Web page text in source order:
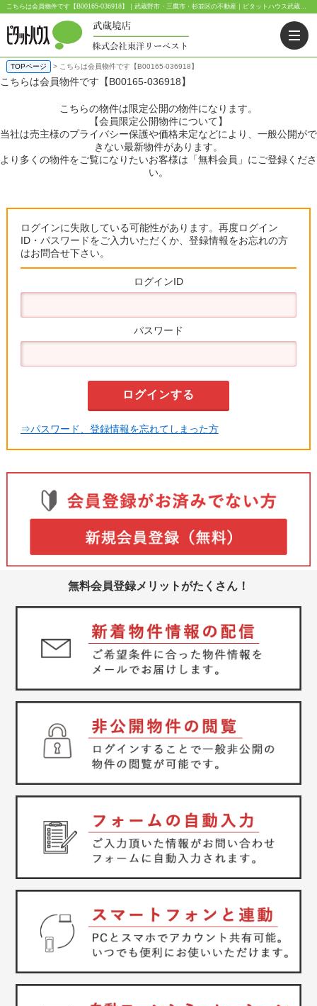
こちらは会員物件です【B00165-036918】｜武蔵野市・三鷹市・杉並区の不動産｜ピタットハウス武蔵境店・阿佐ヶ谷店
TOPページ > こちらは会員物件です【B00165-036918】
こちらは会員物件です【B00165-036918】
こちらの物件は限定公開の物件になります。
【会員限定公開物件について】
当社は売主様のプライバシー保護や価格未定などにより、一般公開がで
きない最新物件があります。
より多くの物件をご覧になりたいお客様は「無料会員」にご登録くださ
い。
ログインに失敗している可能性があります。再度ログイン
ID・パスワードをご入力いただくか、登録情報をお忘れの方
はお問合せ下さい。
ログインID
パスワード
⇒パスワード、登録情報を忘れてしまった方
無料会員登録メリットがたくさん！